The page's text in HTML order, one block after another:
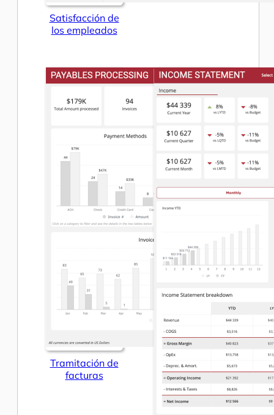
Satisfacción de
los empleados
Tramitación de
facturas